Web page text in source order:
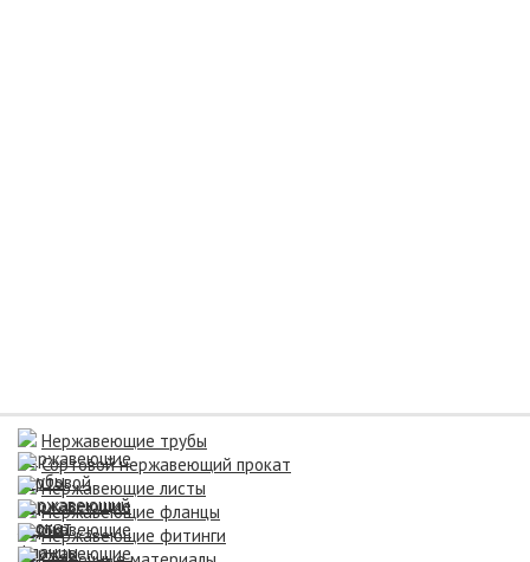
Нержавеющие трубы
Сортовой нержавеющий прокат
Нержавеющие листы
Нержавеющие фланцы
Нержавеющие фитинги